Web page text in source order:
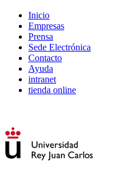
Inicio
Empresas
Prensa
Sede Electrónica
Contacto
Ayuda
intranet
tienda online